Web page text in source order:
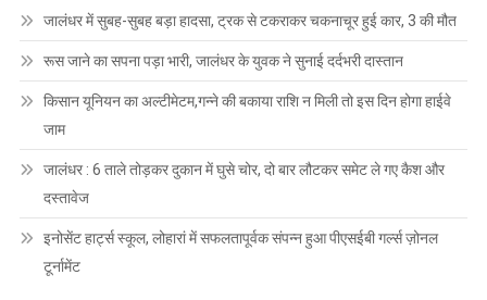
जालंधर में सुबह-सुबह बड़ा हादसा, ट्रक से टकराकर चकनाचूर हुई कार, 3 की मौत
रूस जाने का सपना पड़ा भारी, जालंधर के युवक ने सुनाई दर्दभरी दास्तान
किसान यूनियन का अल्टीमेटम,गन्ने की बकाया राशि न मिली तो इस दिन होगा हाईवे
जाम
जालंधर : 6 ताले तोड़कर दुकान में घुसे चोर, दो बार लौटकर समेट ले गए कैश और
दस्तावेज
इनोसेंट हार्ट्स स्कूल, लोहारां में सफलतापूर्वक संपन्न हुआ पीएसईबी गर्ल्स ज़ोनल
टूर्नामेंट